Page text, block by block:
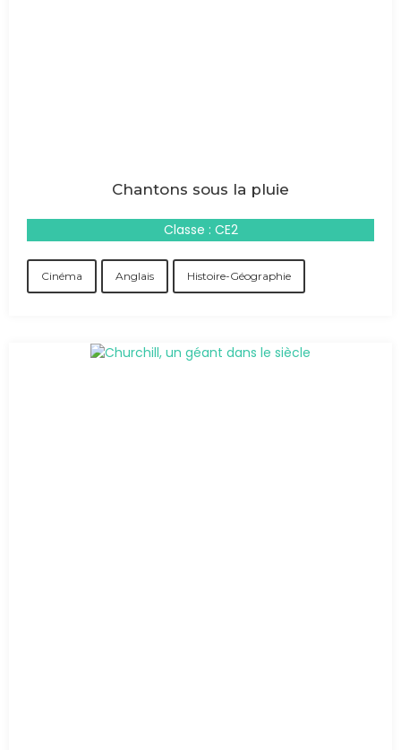
Chantons sous la pluie
Classe : CE2
Cinéma Anglais Histoire-Géographie